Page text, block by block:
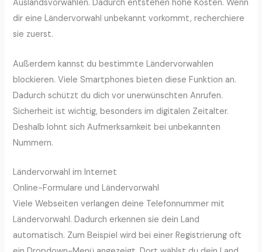
Auslandsvorwahlen. Dadurch entstehen hohe Kosten. Wenn
dir eine Ländervorwahl unbekannt vorkommt, recherchiere
sie zuerst.
Außerdem kannst du bestimmte Ländervorwahlen
blockieren. Viele Smartphones bieten diese Funktion an.
Dadurch schützt du dich vor unerwünschten Anrufen.
Sicherheit ist wichtig, besonders im digitalen Zeitalter.
Deshalb lohnt sich Aufmerksamkeit bei unbekannten
Nummern.
Ländervorwahl im Internet
Online-Formulare und Ländervorwahl
Viele Webseiten verlangen deine Telefonnummer mit
Ländervorwahl. Dadurch erkennen sie dein Land
automatisch. Zum Beispiel wird bei einer Registrierung oft